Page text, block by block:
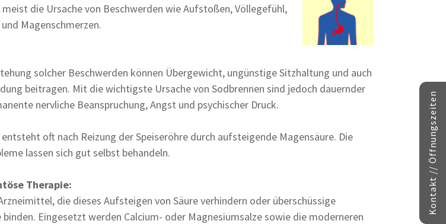
die Ursache von Beschwerden wie Aufstoßen, Völlegefühl,
Magenschmerzen.
solcher Beschwerden können Übergewicht, ungünstige Sitzhaltung und auch
beitragen. Mit die wichtigste Ursache von Sodbrennen sind jedoch dauernder
nervliche Beanspruchung, Angst und psychischer Druck.
oft nach Reizung der Speiseröhre durch aufsteigende Magensäure. Die
lassen sich gut selbst behandeln.
Therapie:
die dieses Aufsteigen von Säure verhindern oder überschüssige
binden. Eingesetzt werden Calcium- oder Magnesiumsalze sowie die moderneren
Kontakt // Öffnungszeiten